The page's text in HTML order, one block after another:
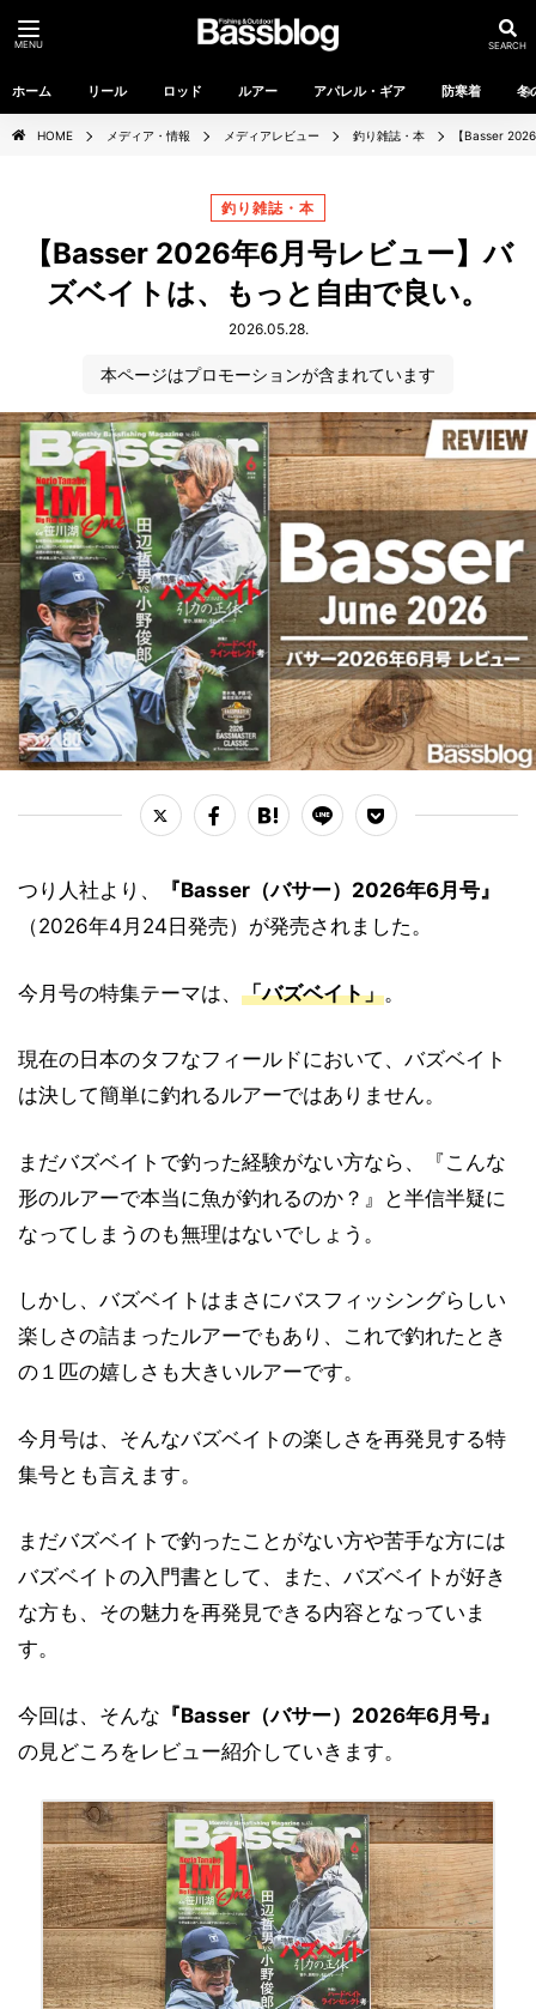
ホーム リール ロッド ルアー アパレル・ギア 防寒着 冬
MENU SEARCH
HOME メディア・情報 メディアレビュー 釣り雑誌・本 【Basser
【Basser 2026年6月号レビュー】バ
ズベイトは、もっと自由で良い。
釣り雑誌・本
2026.05.28.
つり人社より、
『Basser（バサー）2026年6月号』
（2026年4月24日発売）が発売されました。
今月号の特集テーマは、 「バズベイト」。
現在の日本のタフなフィールドにおいて、バズベイト
は決して簡単に釣れるルアーではありません。
まだバズベイトで釣った経験がない方なら、『こんな
形のルアーで本当に魚が釣れるのか？』と半信半疑に
なってしまうのも無理はないでしょう。
しかし、バズベイトはまさにバスフィッシングらしい
楽しさの詰まったルアーでもあり、これで釣れたとき
の１匹の嬉しさも大きいルアーです。
今月号は、そんなバズベイトの楽しさを再発見する特
集号とも言えます。
まだバズベイトで釣ったことがない方や苦手な方には
バズベイトの入門書として、また、バズベイトが好き
な方も、その魅力を再発見できる内容となっていま
す。
今回は、そんな 『Basser（バサー）2026年6月号』
の見どころをレビュー紹介していきます。